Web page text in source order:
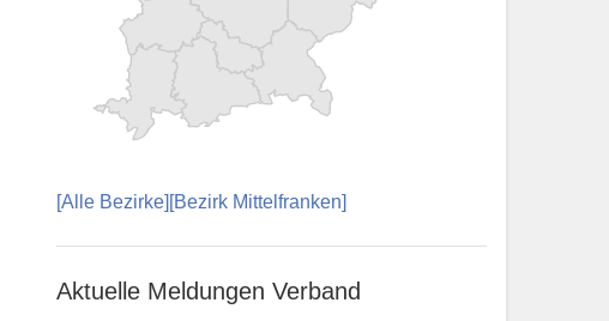
[Alle Bezirke] [Bezirk Mittelfranken]
Aktuelle Meldungen Verband